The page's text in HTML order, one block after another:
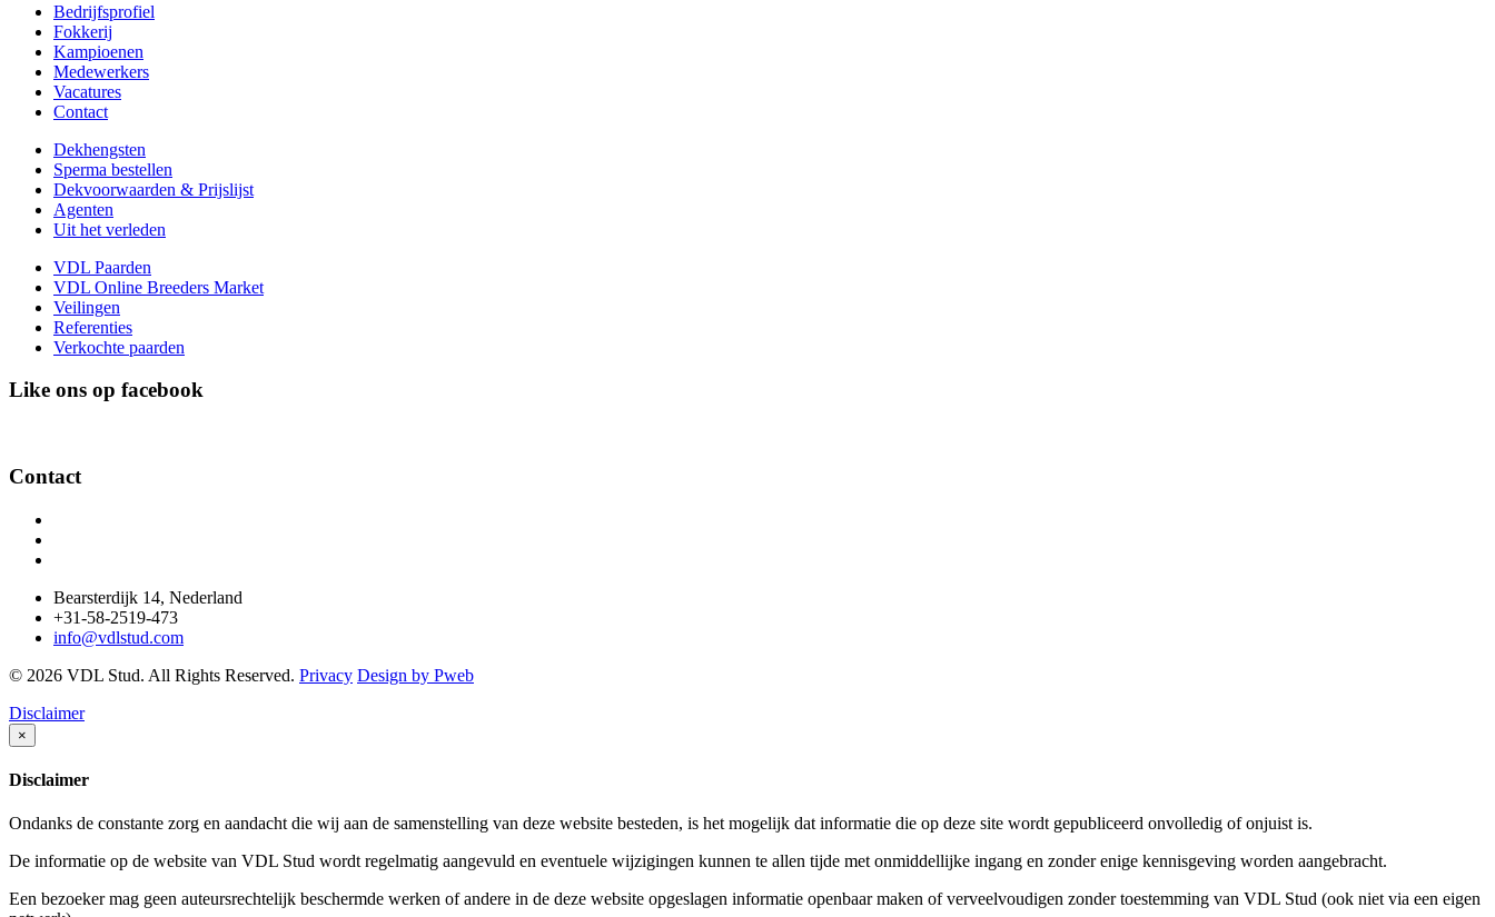
Bedrijfsprofiel
Fokkerij
Kampioenen
Medewerkers
Vacatures
Contact
Dekhengsten
Sperma bestellen
Dekvoorwaarden & Prijslijst
Agenten
Uit het verleden
VDL Paarden
VDL Online Breeders Market
Veilingen
Referenties
Verkochte paarden
Like ons op facebook
Contact
Bearsterdijk 14, Nederland
+31-58-2519-473
info@vdlstud.com
© 2026 VDL Stud. All Rights Reserved. Privacy Design by Pweb
Disclaimer
×
Disclaimer
Ondanks de constante zorg en aandacht die wij aan de samenstelling van deze website besteden, is het mogelijk dat informatie die op deze site wordt gepubliceerd onvolledig of onjuist is.
De informatie op de website van VDL Stud wordt regelmatig aangevuld en eventuele wijzigingen kunnen te allen tijde met onmiddellijke ingang en zonder enige kennisgeving worden aangebracht.
Een bezoeker mag geen auteursrechtelijk beschermde werken of andere in de deze website opgeslagen informatie openbaar maken of verveelvoudigen zonder toestemming van VDL Stud (ook niet via een eigen